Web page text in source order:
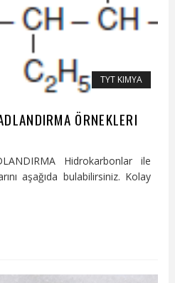
TYT KIMYA
ÖRNEKLERI
Hidrokarbonlar ile
aşağıda bulabilirsiniz. Kolay